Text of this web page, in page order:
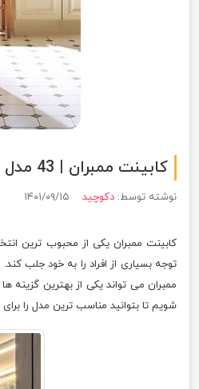
کابینت ممبران | 43 مدل کابینت آشپزخانه ممبران ساده و شیک
نوشته توسط: دکوچید ۱۴۰۱/۰۹/۱۵
کابینت ممبران یکی از محبوب ترین
توجه بسیاری از افراد را به خود جلب
ممبران می تواند یکی از بهترین گزینه
شویم تا بتوانید مناسب ترین مدل را